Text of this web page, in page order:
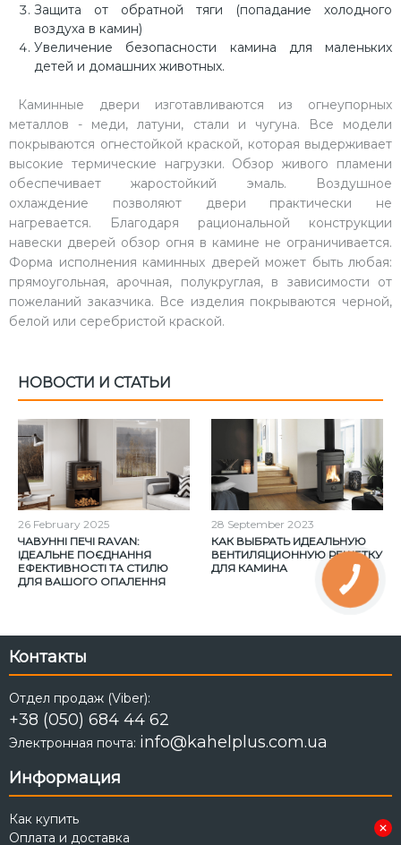
Защита от обратной тяги (попадание холодного
воздуха в камин)
Увеличение безопасности камина для маленьких
детей и домашних животных.
Каминные двери изготавливаются из огнеупорных
металлов - меди, латуни, стали и чугуна. Все модели
покрываются огнестойкой краской, которая выдерживает
высокие термические нагрузки. Обзор живого пламени
обеспечивает жаростойкий эмаль. Воздушное
охлаждение позволяют двери практически не
нагревается. Благодаря рациональной конструкции
навески дверей обзор огня в камине не ограничивается.
Форма исполнения каминных дверей может быть любая:
прямоугольная, арочная, полукруглая, в зависимости от
пожеланий заказчика. Все изделия покрываются черной,
белой или серебристой краской.
НОВОСТИ И СТАТЬИ
26 February 2025
ЧАВУННІ ПЕЧІ RAVAN:
ІДЕАЛЬНЕ ПОЄДНАННЯ
ЕФЕКТИВНОСТІ ТА СТИЛЮ
ДЛЯ ВАШОГО ОПАЛЕННЯ
28 September 2023
КАК ВЫБРАТЬ ИДЕАЛЬНУЮ
ВЕНТИЛЯЦИОННУЮ РЕШЕТКУ
ДЛЯ КАМИНА
Контакты
Отдел продаж (Viber):
+38 (050) 684 44 62
Электронная почта: info@kahelplus.com.ua
Информация
Как купить
Оплата и доставка